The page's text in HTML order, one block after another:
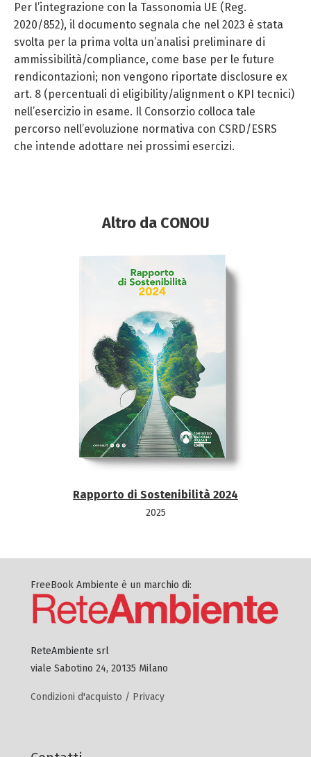
Per l’integrazione con la Tassonomia UE (Reg.
2020/852), il documento segnala che nel 2023 è stata
svolta per la prima volta un’analisi preliminare di
ammissibilità/compliance, come base per le future
rendicontazioni; non vengono riportate disclosure ex
art. 8 (percentuali di eligibility/alignment o KPI tecnici)
nell’esercizio in esame. Il Consorzio colloca tale
percorso nell’evoluzione normativa con CSRD/ESRS
che intende adottare nei prossimi esercizi.
Altro da CONOU
Rapporto di Sostenibilità 2024
2025
FreeBook Ambiente è un marchio di:
ReteAmbiente srl
viale Sabotino 24, 20135 Milano
Condizioni d'acquisto / Privacy